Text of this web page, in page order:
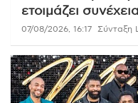
ετοιμάζει
07/08/2026, 16:17 Σύνταξη